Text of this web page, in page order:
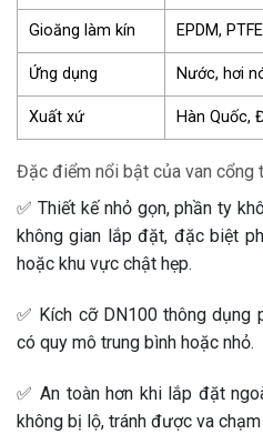
Gioăng làm kín EPDM, PTFE
Ứng dụng Nước, hơi
Xuất xứ Hàn Quốc,
Đặc điểm nổi bật của van cổng
✅ Thiết kế nhỏ gọn, phần ty
không gian lắp đặt, đặc biệt
hoặc khu vực chật hẹp.
✅ Kích cỡ DN100 thông dụng
có quy mô trung bình hoặc nhỏ.
✅ An toàn hơn khi lắp đặt
không bị lộ, tránh được va